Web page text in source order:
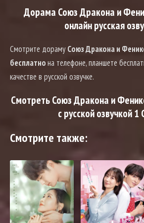
Дорама Союз Дракона и
онлайн русская
Смотрите дорамуСоюз Дракона и
бесплатнона телефоне, планшете
качестве в русской озвучке.
Смотреть Союз Дракона и
с русской озвучкой 1
Смотрите также: